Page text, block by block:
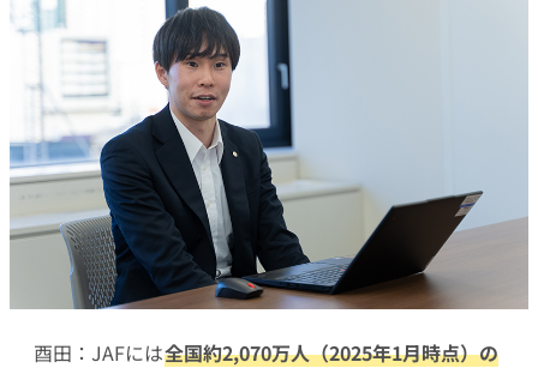
酉田：JAFには全国約2,070万人（2025年1月時点）の